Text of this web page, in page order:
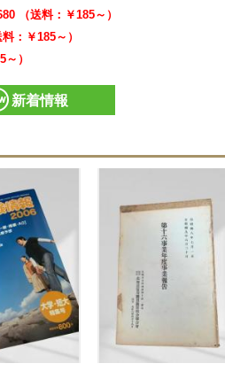
（送料：￥185～）
：￥185～）
）
新着情報